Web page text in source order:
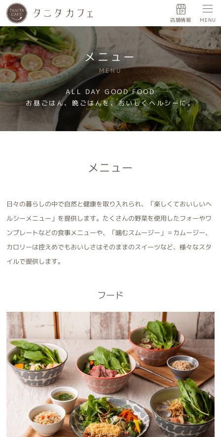
店舗情報 MENU
メニュー
MENU
ALL DAY GOOD FOOD
お昼ごはん、晩ごはんを、おいしくヘルシーに。
メニュー
日々の暮らしの中で自然と健康を取り入れられ、「楽しくておいしいヘ
ルシーメニュー」を提供します。たくさんの野菜を使用したフォーやワ
ンプレートなどの食事メニューや、「噛むスムージー」＝カムージー、
カロリーは控えめでもおいしさはそのままのスイーツなど、様々なスタ
イルで提供します。
フード